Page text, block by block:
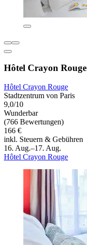
Hôtel Crayon Rouge
Hôtel Crayon Rouge
Stadtzentrum von Paris
9,0/10
Wunderbar
(766 Bewertungen)
166 €
inkl. Steuern & Gebühren
16. Aug.–17. Aug.
Hôtel Crayon Rouge